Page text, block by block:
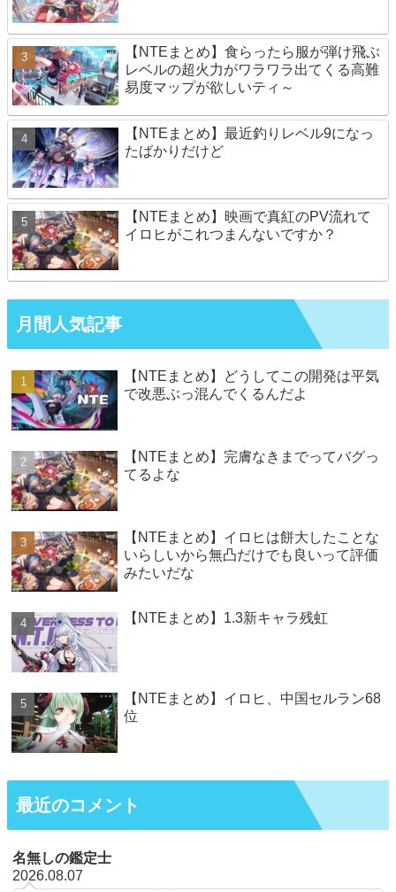
【NTEまとめ】食らったら服が弾け飛ぶ
レベルの超火力がワラワラ出てくる高難
易度マップが欲しいティ～
【NTEまとめ】最近釣りレベル9になっ
たばかりだけど
【NTEまとめ】映画で真紅のPV流れて
イロヒがこれつまんないですか？
月間人気記事
【NTEまとめ】どうしてこの開発は平気
で改悪ぶっ混んでくるんだよ
【NTEまとめ】完膚なきまでってバグっ
てるよな
【NTEまとめ】イロヒは餅大したことな
いらしいから無凸だけでも良いって評価
みたいだな
【NTEまとめ】1.3新キャラ残虹
【NTEまとめ】イロヒ、中国セルラン68
位
最近のコメント
名無しの鑑定士
2026.08.07